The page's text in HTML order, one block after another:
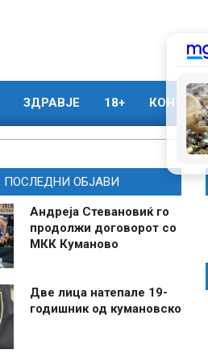
ЗДРАВЈЕ 18+ КОНТАКТ
ПОСЛЕДНИ ОБЈАВИ
Андреја Стевановиќ го
продолжи договорот со
МКК Куманово
Две лица натепале 19-
годишник од кумановско